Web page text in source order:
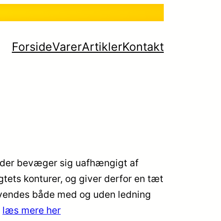
ForsideVarerArtiklerKontakt
bevæger sig uafhængigt af
konturer, og giver derfor en tæt
både med og uden ledning
læs mere her